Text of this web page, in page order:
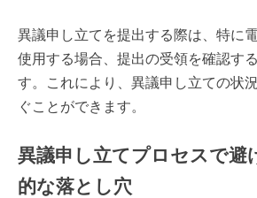
異議申し立てを提出する際は、特に
使用する場合、提出の受領を確認す
す。これにより、異議申し立ての状
ぐことができます。
異議申し立てプロセスで避
的な落とし穴